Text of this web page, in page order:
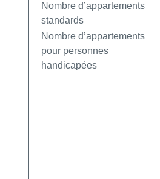
Nombre d’appartements
standards
Nombre d’appartements
pour personnes
handicapées